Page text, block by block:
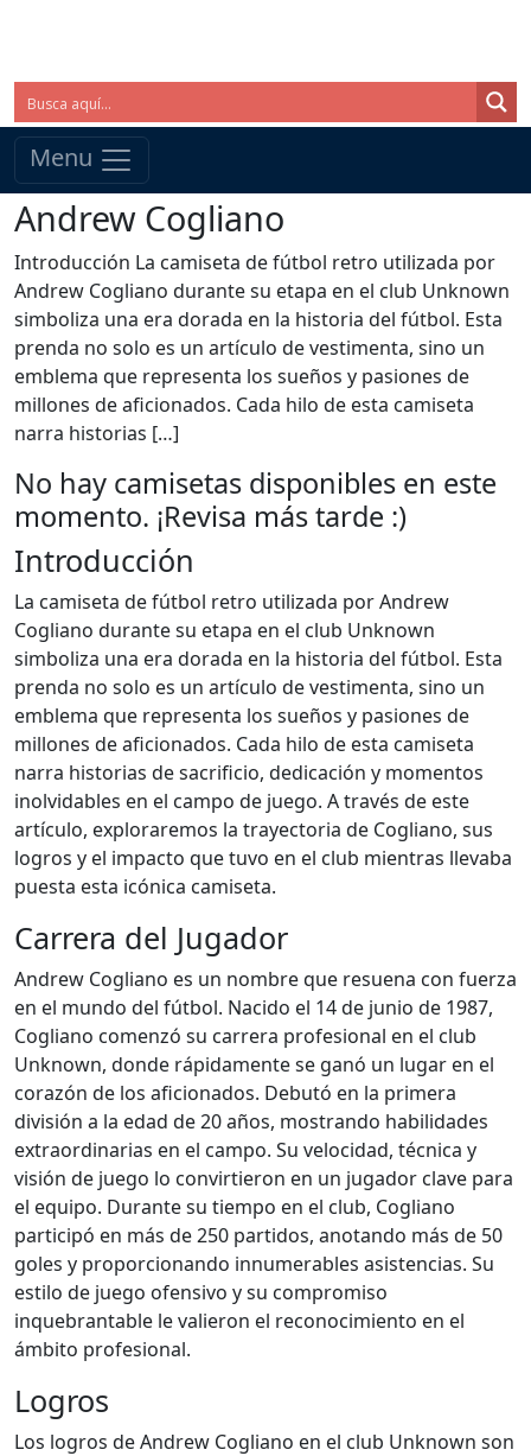
Menu
Andrew Cogliano
Introducción La camiseta de fútbol retro utilizada por
Andrew Cogliano durante su etapa en el club Unknown
simboliza una era dorada en la historia del fútbol. Esta
prenda no solo es un artículo de vestimenta, sino un
emblema que representa los sueños y pasiones de
millones de aficionados. Cada hilo de esta camiseta
narra historias […]
No hay camisetas disponibles en este
momento. ¡Revisa más tarde :)
Introducción
La camiseta de fútbol retro utilizada por Andrew
Cogliano durante su etapa en el club Unknown
simboliza una era dorada en la historia del fútbol. Esta
prenda no solo es un artículo de vestimenta, sino un
emblema que representa los sueños y pasiones de
millones de aficionados. Cada hilo de esta camiseta
narra historias de sacrificio, dedicación y momentos
inolvidables en el campo de juego. A través de este
artículo, exploraremos la trayectoria de Cogliano, sus
logros y el impacto que tuvo en el club mientras llevaba
puesta esta icónica camiseta.
Carrera del Jugador
Andrew Cogliano es un nombre que resuena con fuerza
en el mundo del fútbol. Nacido el 14 de junio de 1987,
Cogliano comenzó su carrera profesional en el club
Unknown, donde rápidamente se ganó un lugar en el
corazón de los aficionados. Debutó en la primera
división a la edad de 20 años, mostrando habilidades
extraordinarias en el campo. Su velocidad, técnica y
visión de juego lo convirtieron en un jugador clave para
el equipo. Durante su tiempo en el club, Cogliano
participó en más de 250 partidos, anotando más de 50
goles y proporcionando innumerables asistencias. Su
estilo de juego ofensivo y su compromiso
inquebrantable le valieron el reconocimiento en el
ámbito profesional.
Logros
Los logros de Andrew Cogliano en el club Unknown son